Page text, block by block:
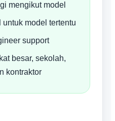
mengikut model
untuk model tertentu
support
besar, sekolah,
kontraktor